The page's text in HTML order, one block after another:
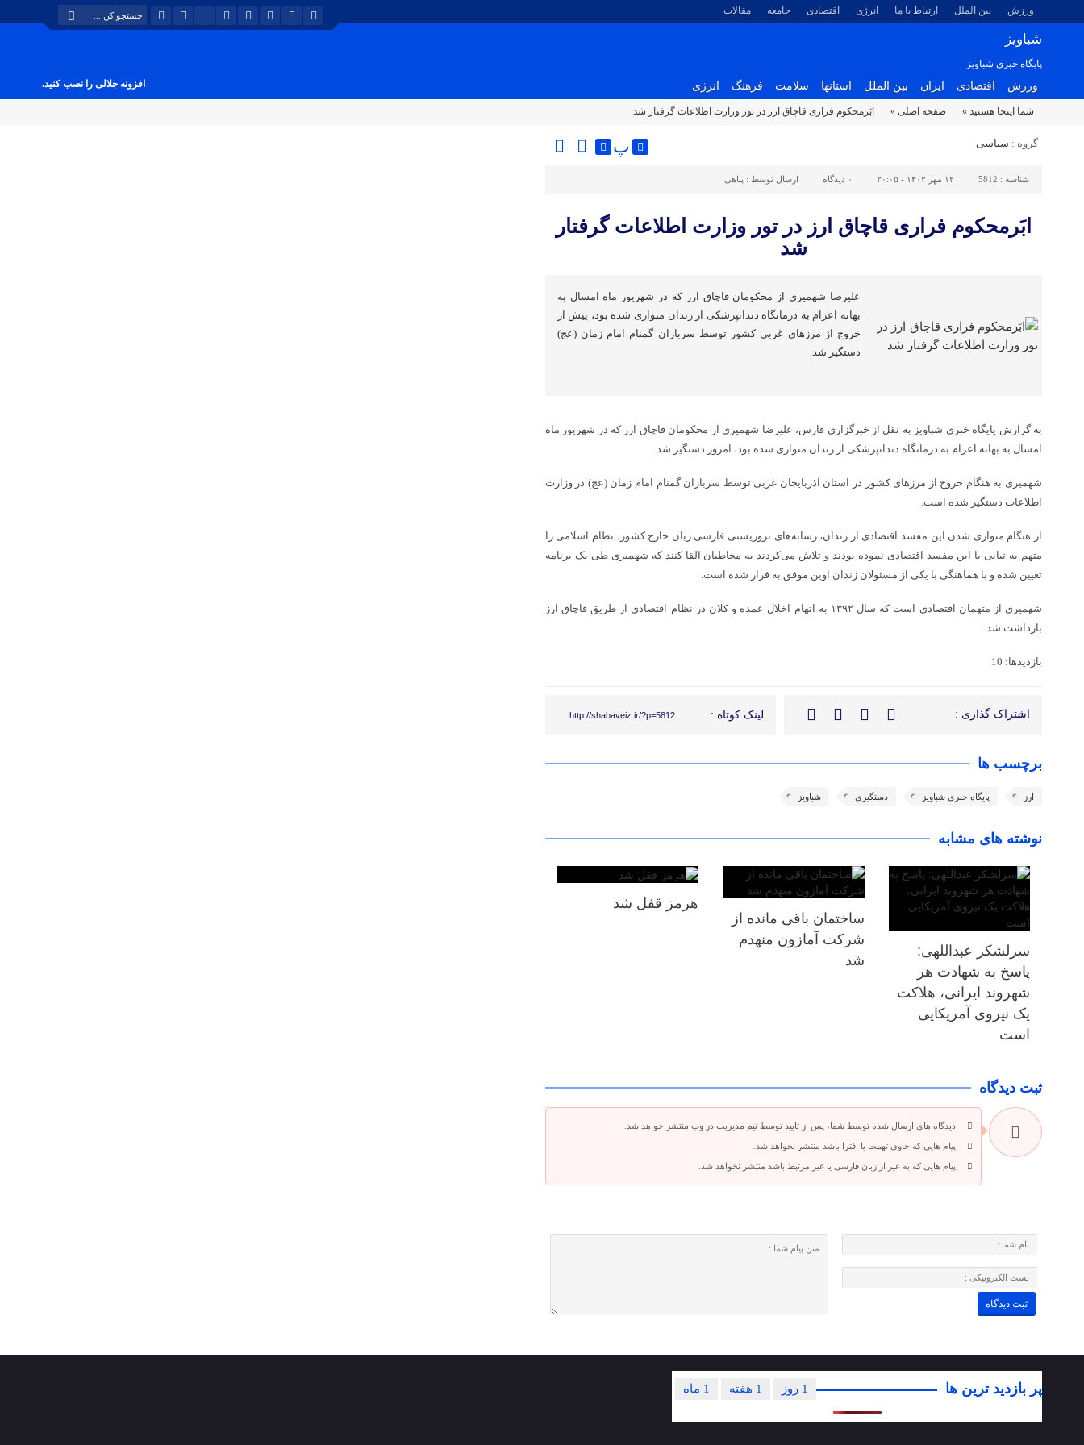
ورزش بین الملل ارتباط با ما انرژی اقتصادی جامعه مقالات
شباویز
پایگاه خبری شباویز
ورزش اقتصادی ایران بین الملل استانها سلامت فرهنگ انرژی افزونه جلالی را نصب کنید.
شما اینجا هستید » صفحه اصلی » ابَرمحکوم فراری قاچاق ارز در تور وزارت اطلاعات گرفتار شد
گروه : سیاسی پ
شناسه : 5812 ۱۲ مهر ۱۴۰۲ - ۲۰:۰۵ ۰ دیدگاه ارسال توسط : پناهی
ابَرمحکوم فراری قاچاق ارز در تور وزارت اطلاعات گرفتار
شد
علیرضا شهمیری از محکومان قاچاق ارز که در شهریور ماه امسال به
بهانه اعزام به درمانگاه دندانپزشکی از زندان متواری شده بود، پیش از
خروج از مرزهای غربی کشور توسط سربازان گمنام امام زمان (عج)
دستگیر شد.
به گزارش پایگاه خبری شباویز به نقل از خبرگزاری فارس، علیرضا شهمیری از محکومان قاچاق ارز که در شهریور ماه
امسال به بهانه اعزام به درمانگاه دندانپزشکی از زندان متواری شده بود، امروز دستگیر شد.
شهمیری به هنگام خروج از مرزهای کشور در استان آذربایجان غربی توسط سربازان گمنام امام زمان (عج) در وزارت
اطلاعات دستگیر شده است.
از هنگام متواری شدن این مفسد اقتصادی از زندان، رسانه‌های تروریستی فارسی زبان خارج کشور، نظام اسلامی را
متهم به تبانی با این مفسد اقتصادی نموده بودند و تلاش می‌کردند به مخاطبان القا کنند که شهمیری طی یک برنامه
تعیین شده و با هماهنگی با یکی از مسئولان زندان اوین موفق به فرار شده است.
شهمیری از متهمان اقتصادی است که سال ۱۳۹۲ به ‌اتهام اخلال عمده و کلان در نظام اقتصادی از طریق قاچاق ارز
بازداشت شد.
بازدیدها: 10
اشتراک گذاری : لینک کوتاه : http://shabaveiz.ir/?p=5812
برچسب ها
ارز پایگاه خبری شباویز دستگیری شباویز
نوشته های مشابه
سرلشکر عبداللهی:
پاسخ به شهادت هر
شهروند ایرانی، هلاکت
یک نیروی آمریکایی
است
ساختمان باقی مانده از
شرکت آمازون منهدم
شد
هرمز قفل شد
ثبت دیدگاه
دیدگاه های ارسال شده توسط شما، پس از تایید توسط تیم مدیریت در وب منتشر خواهد شد.
پیام هایی که حاوی تهمت یا افترا باشد منتشر نخواهد شد.
پیام هایی که به غیر از زبان فارسی یا غیر مرتبط باشد منتشر نخواهد شد.
پر بازدید ترین ها 1 ماه 1 هفته 1 روز